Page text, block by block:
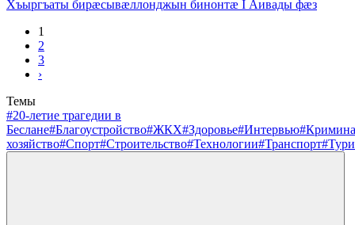
Хъыргъаты бирӕсывӕллонджын бинонтӕ I Аивады фӕз
1
2
3
›
Темы
#20-летие трагедии в
Беслане#Благоустройство#ЖКХ#Здоровье#Интервью
хозяйство#Спорт#Строительство#Технологии#Транспорт